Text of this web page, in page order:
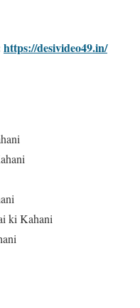
https://desivideo49.in/
ki Kahani